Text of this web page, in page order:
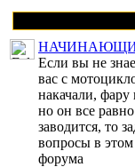
Если вы не
вас с
накачали, фару
но он все
заводится, то
вопросы в этом
форума